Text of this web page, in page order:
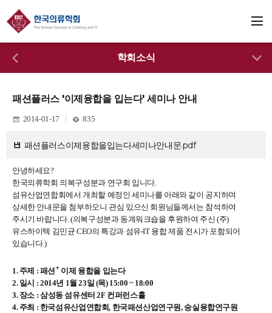
학회소식
패션플러스 '이제융합을 입는다' 세미나 안내
2014-01-17 835
패션플러스이제융합을입는다세미나안내문.pdf
안녕하세요?
한국의류학회 의복구성분과 연구회 입니다.
섬유산업연합회에서 개최할 예정인 세미나를 아래와 같이 공지하며
상세한 안내문을 첨부하오니 관심 있으신 회원님들께서는 참석하여
주시기 바랍니다. (의복구성분과 동계워크숍을 후원하여 주신 (주)
유스하이텍 김민균 CEO의 특강과 섬유-IT 융합 제품 전시가 포함되어
있습니다.)
1. 주제 : 패션+이제 융합을 입는다
2. 일시 : 2014년 1월 23일 (목) 15:00 ~ 18:00
3. 장소 : 삼성동 섬유센터 2F 컨퍼런스홀
4. 주최 : 한국섬유산업연합회, 한국패션산업연구원, 숭실융합연구원